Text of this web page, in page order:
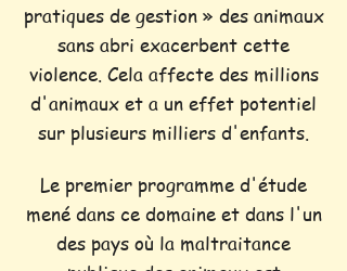
pratiques de gestion » des animaux
sans abri exacerbent cette
violence. Cela affecte des millions
d'animaux et a un effet potentiel
sur plusieurs milliers d'enfants.
Le premier programme d'étude
mené dans ce domaine et dans l'un
des pays où la maltraitance